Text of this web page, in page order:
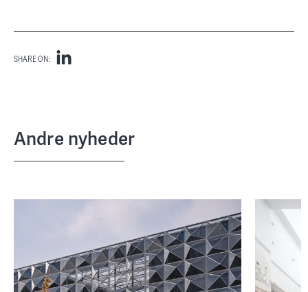
SHARE ON:
Andre nyheder